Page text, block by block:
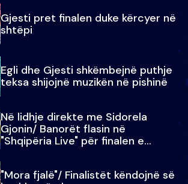
Gjesti pret finalen duke kërcyer në
shtëpi
Egli dhe Gjesti shkëmbejnë puthje
teksa shijojnë muzikën në pishinë
Në lidhje direkte me Sidorela
Gjonin/ Banorët flasin në
"Shqipëria Live" për finalen e
"Mora fjalë"/ Finalistët këndojnë së